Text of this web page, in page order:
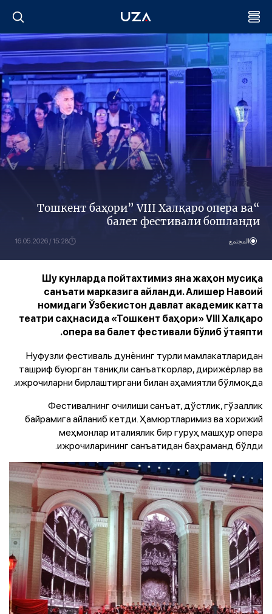
“Тошкент баҳори” VIII Халқаро опера ва
балет фестивали бошланди
المجتمع 15:28 / 16.05.2026
Шу кунларда пойтахтимиз яна жаҳон мусиқа
санъати марказига айланди. Алишер Навоий
номидаги Ўзбекистон давлат академик катта
театри саҳнасида «Тошкент баҳори» VIII Халқаро
опера ва балет фестивали бўлиб ўтаяпти.
Нуфузли фестиваль дунёнинг турли мамлакатларидан
ташриф буюрган таниқли санъаткорлар, дирижёрлар ва
ижрочиларни бирлаштиргани билан аҳамиятли бўлмоқда.
Фестивалнинг очилиши санъат, дўстлик, гўзаллик
байрамига айланиб кетди. Ҳамюртларимиз ва хорижий
меҳмонлар италиялик бир гуруҳ машҳур опера
ижрочиларининг санъатидан баҳраманд бўлди.